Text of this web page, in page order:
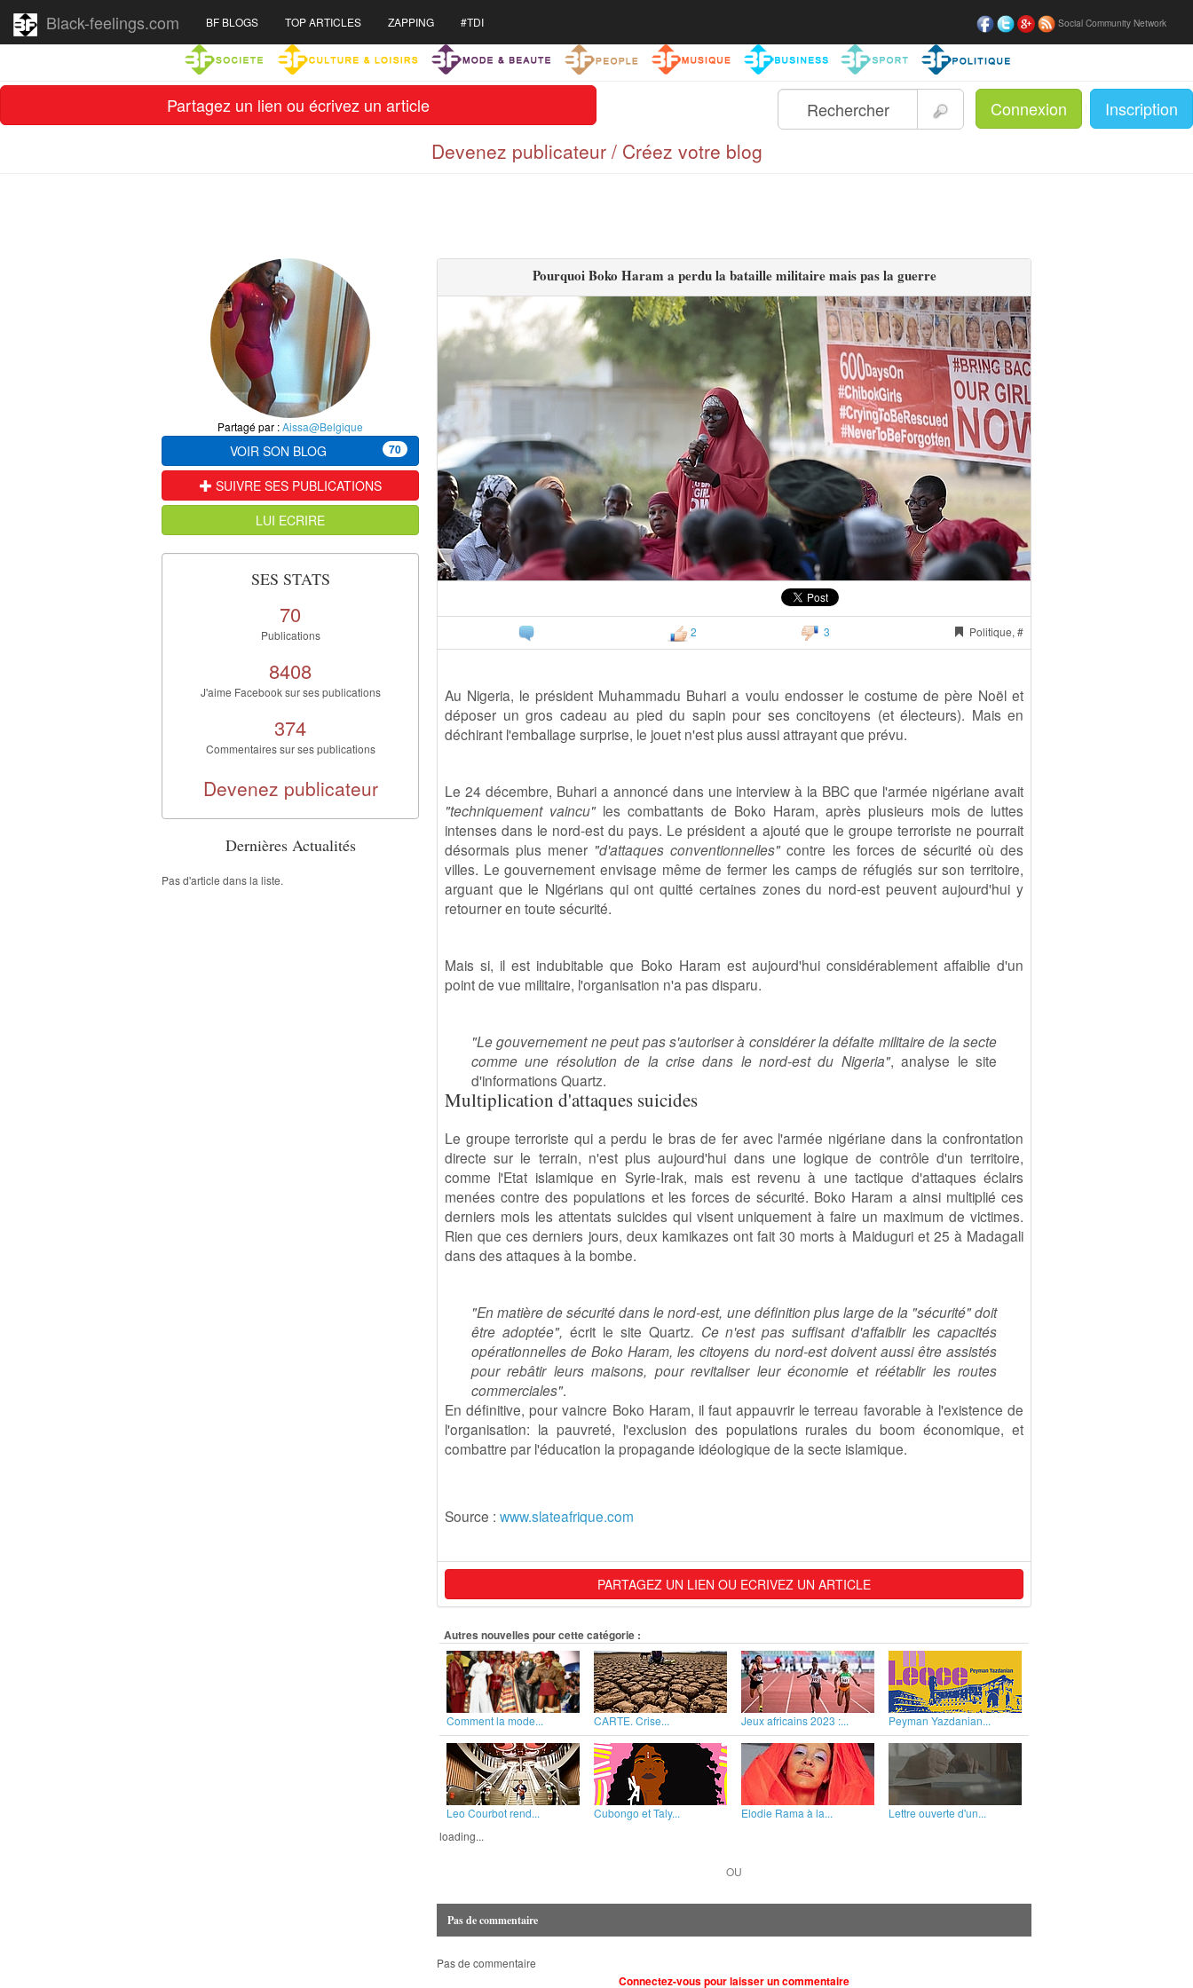
Partagez un lien ou écrivez un article Connexion Inscription
Black-feelings.com Social Community Network
BF BLOGS TOP ARTICLES ZAPPING #TDI
Devenez publicateur / Créez votre blog
Pourquoi Boko Haram a perdu la bataille militaire mais pas la guerre
2 3 Politique, #
Au Nigeria, le président Muhammadu Buhari a voulu endosser le costume de père Noël et
déposer un gros cadeau au pied du sapin pour ses concitoyens (et électeurs). Mais en
déchirant l'emballage surprise, le jouet n'est plus aussi attrayant que prévu.
Le 24 décembre, Buhari a annoncé dans une interview à la BBC que l'armée nigériane avait
"techniquement vaincu"les combattants de Boko Haram, après plusieurs mois de luttes
intenses dans le nord-est du pays. Le président a ajouté que le groupe terroriste ne pourrait
désormais plus mener "d'attaques conventionnelles"contre les forces de sécurité où des
villes. Le gouvernement envisage même de fermer les camps de réfugiés sur son territoire,
arguant que le Nigérians qui ont quitté certaines zones du nord-est peuvent aujourd'hui y
retourner en toute sécurité.
Mais si, il est indubitable que Boko Haram est aujourd'hui considérablement affaiblie d'un
point de vue militaire, l'organisation n'a pas disparu.
"Le gouvernement ne peut pas s'autoriser à considérer la défaite militaire de la secte
comme une résolution de la crise dans le nord-est du Nigeria", analyse le site
d'informations Quartz.
Multiplication d'attaques suicides
Le groupe terroriste qui a perdu le bras de fer avec l'armée nigériane dans la confrontation
directe sur le terrain, n'est plus aujourd'hui dans une logique de contrôle d'un territoire,
comme l'Etat islamique en Syrie-Irak, mais est revenu à une tactique d'attaques éclairs
menées contre des populations et les forces de sécurité. Boko Haram a ainsi multiplié ces
derniers mois les attentats suicides qui visent uniquement à faire un maximum de victimes.
Rien que ces derniers jours, deux kamikazes ont fait 30 morts à Maiduguri et 25 à Madagali
dans des attaques à la bombe.
"En matière de sécurité dans le nord-est, une définition plus large de la "sécurité" doit
être adoptée", écrit le site Quartz. Ce n'est pas suffisant d'affaiblir les capacités
opérationnelles de Boko Haram, les citoyens du nord-est doivent aussi être assistés
pour rebâtir leurs maisons, pour revitaliser leur économie et réétablir les routes
commerciales".
En définitive, pour vaincre Boko Haram, il faut appauvrir le terreau favorable à l'existence de
l'organisation: la pauvreté, l'exclusion des populations rurales du boom économique, et
combattre par l'éducation la propagande idéologique de la secte islamique.
Source : www.slateafrique.com
PARTAGEZ UN LIEN OU ECRIVEZ UN ARTICLE
Autres nouvelles pour cette catégorie :
Comment la mode... CARTE. Crise... Jeux africains 2023 :... Peyman Yazdanian...
Leo Courbot rend... Cubongo et Taly... Elodie Rama à la...
Lettre ouverte d'un...
loading...
OU
Pas de commentaire
Pas de commentaire
Connectez-vous pour laisser un commentaire
Partagé par :Aissa@Belgique
VOIR SON BLOG 70
SUIVRE SES PUBLICATIONS
LUI ECRIRE
SES STATS
70
Publications
8408
J'aime Facebook sur ses publications
374
Commentaires sur ses publications
Devenez publicateur
Dernières Actualités
Pas d'article dans la liste.